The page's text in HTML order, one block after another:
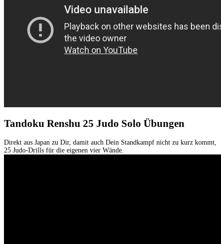
Tandoku Renshu 25 Judo Solo Übungen
Direkt aus Japan zu Dir, damit auch Dein Standkampf nicht zu kurz kommt,
25 Judo-Drills für die eigenen vier Wände.